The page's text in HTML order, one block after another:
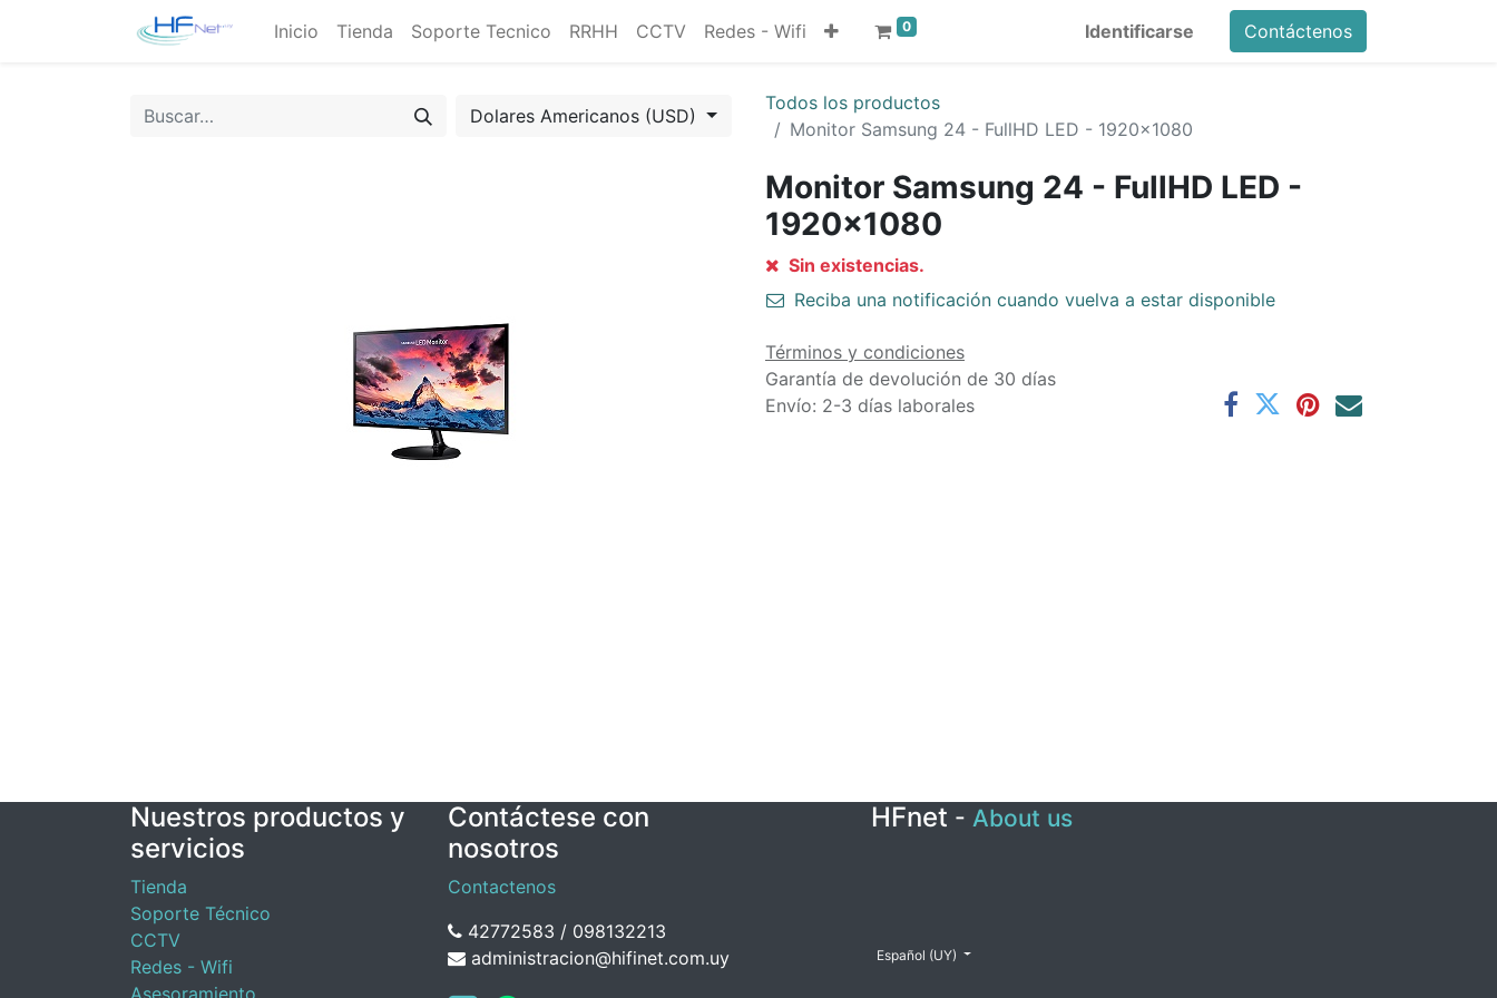
Inicio Tienda Soporte Tecnico RRHH CCTV Redes - Wifi 0 Identificarse Contáctenos
Dolares Americanos (USD)
Todos los productos
Monitor Samsung 24 - FullHD LED - 1920x1080
Monitor Samsung 24 - FullHD LED -
1920x1080
Sin existencias.
Reciba una notificación cuando vuelva a estar disponible
Términos y condiciones
Garantía de devolución de 30 días
Envío: 2-3 días laborales
Nuestros productos y
servicios
Tienda
Soporte Técnico
CCTV
Redes - Wifi
Asesoramiento
Contáctese con
nosotros
Contactenos
42772583 / 098132213
administracion@hifinet.com.uy
HFnet - About us
Español (UY)